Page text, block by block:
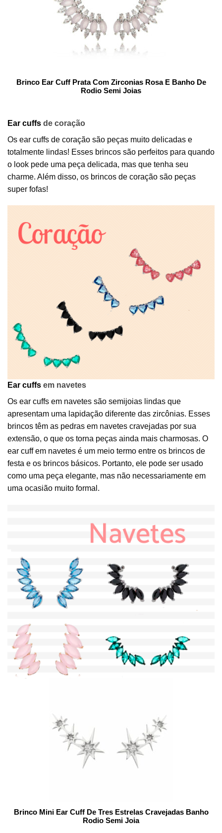
Brinco Ear Cuff Prata Com Zirconias Rosa E Banho De
Rodio Semi Joias
Ear cuffs de coração
Os ear cuffs de coração são peças muito delicadas e
totalmente lindas! Esses brincos são perfeitos para quando
o look pede uma peça delicada, mas que tenha seu
charme. Além disso, os brincos de coração são peças
super fofas!
Ear cuffs em navetes
Os ear cuffs em navetes são semijoias lindas que
apresentam uma lapidação diferente das zircônias. Esses
brincos têm as pedras em navetes cravejadas por sua
extensão, o que os torna peças ainda mais charmosas. O
ear cuff em navetes é um meio termo entre os brincos de
festa e os brincos básicos. Portanto, ele pode ser usado
como uma peça elegante, mas não necessariamente em
uma ocasião muito formal.
Brinco Mini Ear Cuff De Tres Estrelas Cravejadas Banho
Rodio Semi Joia